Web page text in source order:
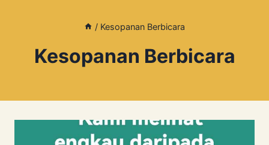
/ Kesopanan Berbicara
Kesopanan Berbicara